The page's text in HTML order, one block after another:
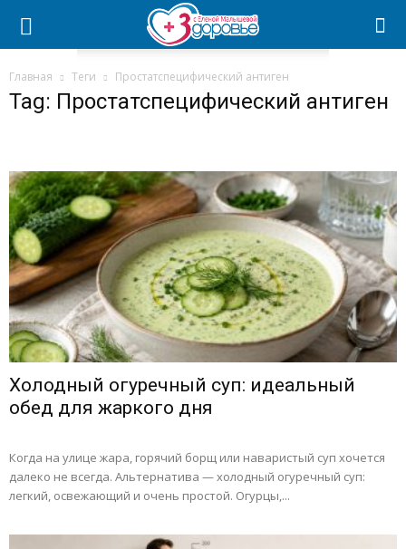
Главная Теги Простатспецифический антиген
Tag: Простатспецифический антиген
Холодный огуречный суп: идеальный
обед для жаркого дня
Когда на улице жара, горячий борщ или наваристый суп хочется
далеко не всегда. Альтернатива — холодный огуречный суп:
легкий, освежающий и очень простой. Огурцы,...